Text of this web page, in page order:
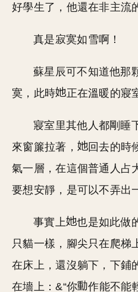
好學生了，他還在非主流
真是寂寞如雪啊！
蘇星辰可不知道他那
寞，此時
正在溫暖的寢
寢室里其他人都剛睡
來窗簾拉著，
回去的時
氣一層，在這個普通人占
要想安靜，是可以不弄出
事實上 也是如此做
只貓一樣，腳尖只在爬梯
在床上，還沒躺下，下鋪
在墻上：&“你
作能不能